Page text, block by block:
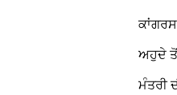
ਅਹੁਦੇ ਤੋਂ
ਮੰਤਰੀ